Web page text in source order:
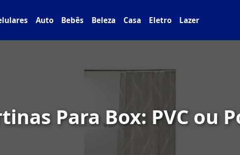
Auto Bebês Beleza Casa Eletro Lazer
Para Box: PVC ou